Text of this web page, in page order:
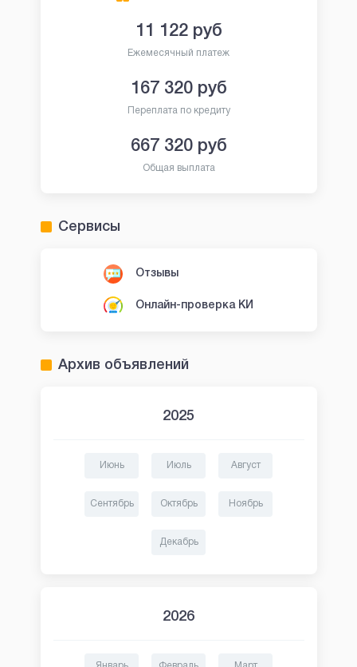
11 122руб
Ежемесячный платеж
167 320руб
Переплата по кредиту
667 320руб
Общая выплата
Сервисы
Отзывы
Онлайн-проверка КИ
Архив объявлений
2025
Июнь Июль Август
Сентябрь Октябрь Ноябрь
Декабрь
2026